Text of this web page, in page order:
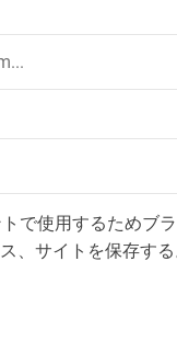
で使用するためブ
、サイトを保存する